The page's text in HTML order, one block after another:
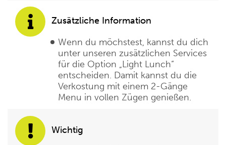
Zusätzliche Information
Wenn du möchstest, kannst du dich
unter unseren zusätzlichen Services
für die Option „Light Lunch“
entscheiden. Damit kannst du die
Verkostung mit einem 2-Gänge
Menu in vollen Zügen genießen.
Wichtig